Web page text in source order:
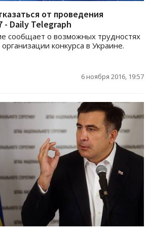
от проведения
- Daily Telegraph
сообщает о возможных трудностях
конкурса в Украине.
6 ноября 2016, 19:57